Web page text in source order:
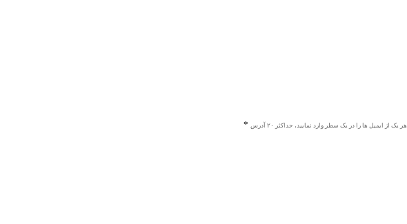
هر یک از ایمیل ها را در یک سطر وارد نمایید، حداکثر ۲۰ آدرس